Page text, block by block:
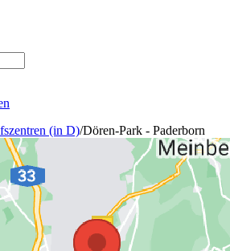
(in D)/Dören-Park - Paderborn